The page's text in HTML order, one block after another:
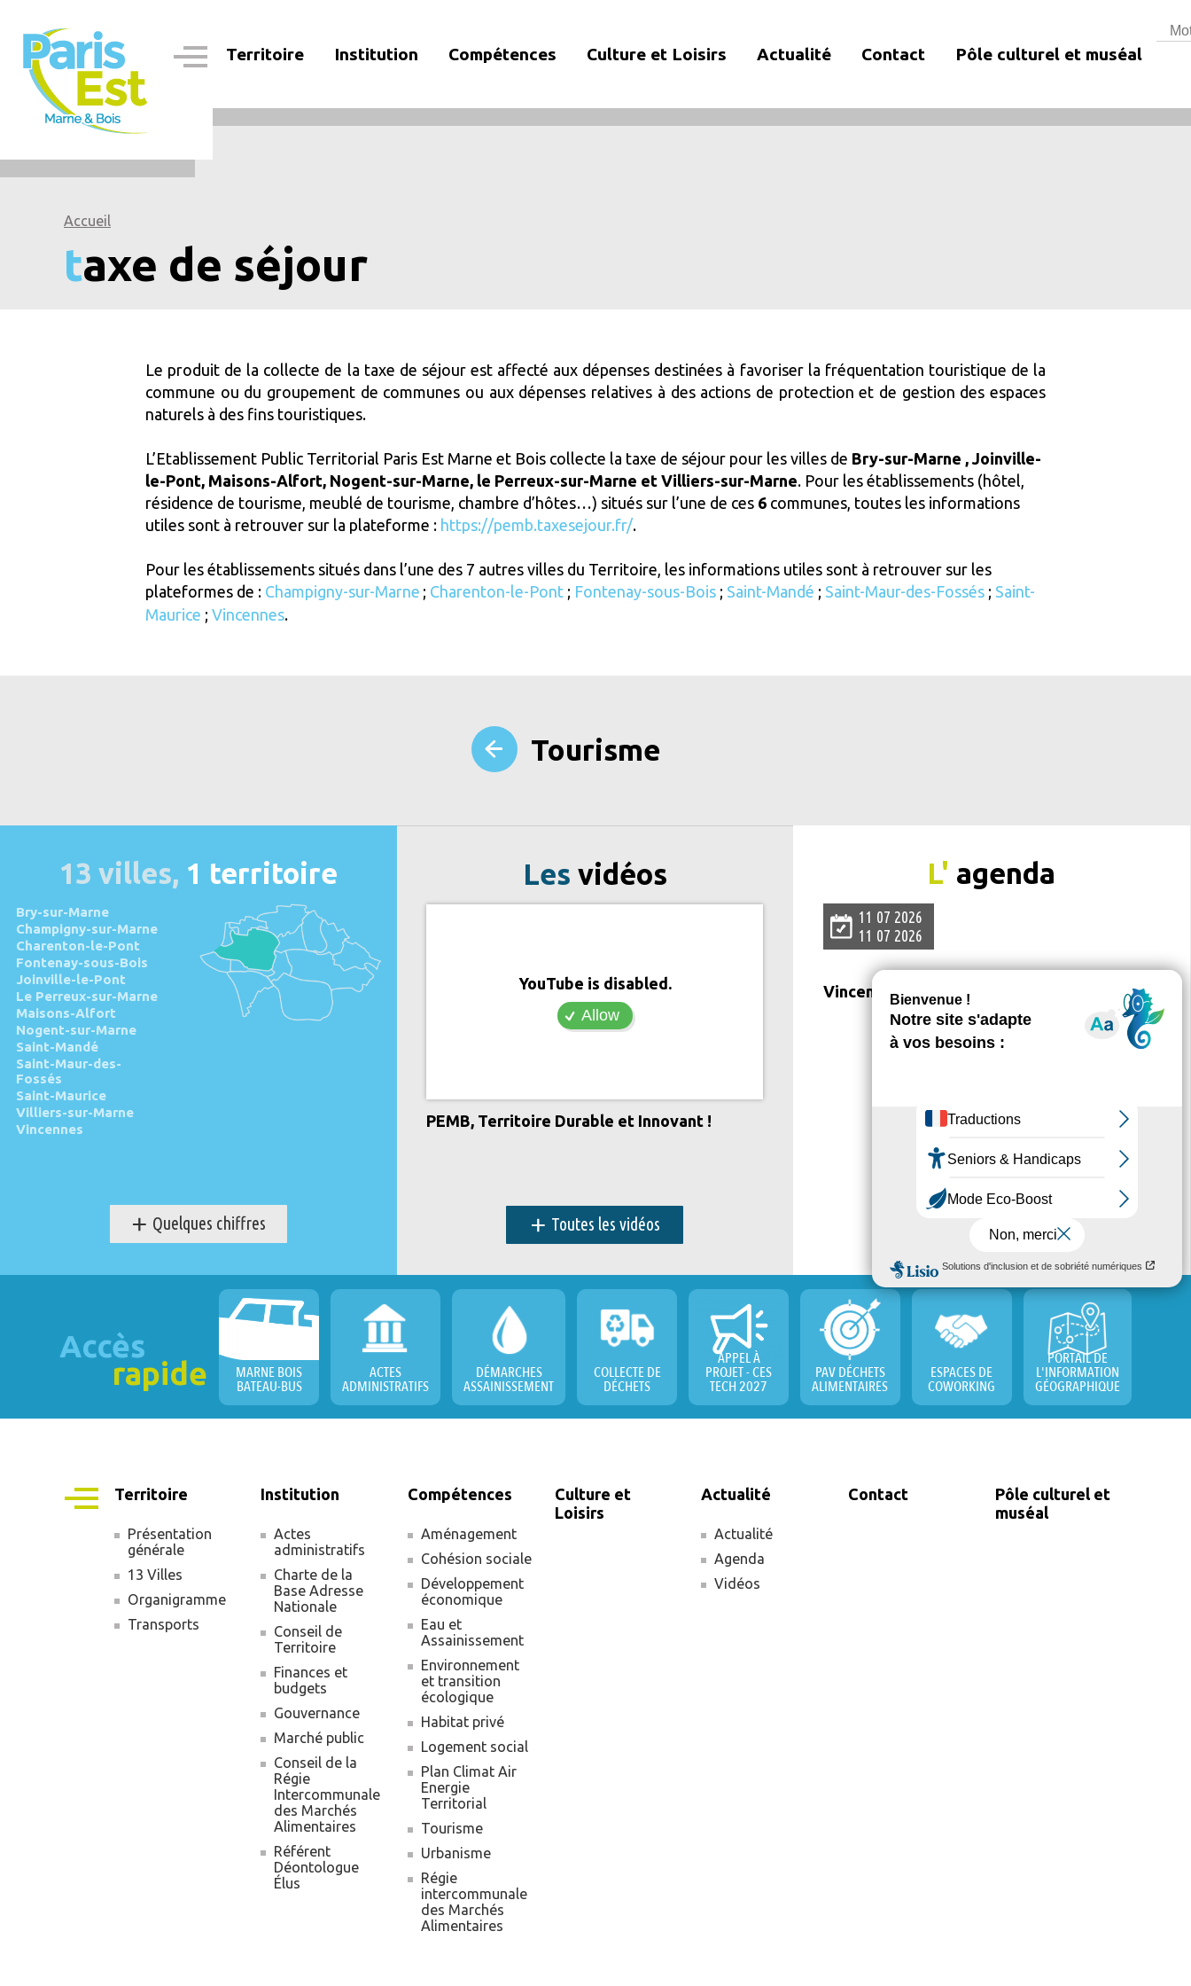
contenu
principal
Navigation
Territoire Institution Compétences Culture et Loisirs Actualité Contact Pôle culturel et muséal
Accueil
taxe de séjour
Le produit de la collecte de la taxe de séjour est affecté aux dépenses destinées à favoriser la fréquentation touristique de la
commune ou du groupement de communes ou aux dépenses relatives à des actions de protection et de gestion des espaces
naturels à des fins touristiques.
L’Etablissement Public Territorial Paris Est Marne et Bois collecte la taxe de séjour pour les villes de Bry-sur-Marne , Joinville-
le-Pont, Maisons-Alfort, Nogent-sur-Marne, le Perreux-sur-Marne et Villiers-sur-Marne. Pour les établissements (hôtel,
résidence de tourisme, meublé de tourisme, chambre d’hôtes…) situés sur l’une de ces 6 communes, toutes les informations
utiles sont à retrouver sur la plateforme : https://pemb.taxesejour.fr/.
Pour les établissements situés dans l’une des 7 autres villes du Territoire, les informations utiles sont à retrouver sur les
plateformes de : Champigny-sur-Marne ; Charenton-le-Pont ; Fontenay-sous-Bois ; Saint-Mandé ; Saint-Maur-des-Fossés ; Saint-
Maurice ; Vincennes.
Tourisme
13 villes, 1 territoire
Bry-sur-Marne
Champigny-sur-Marne
Charenton-le-Pont
Fontenay-sous-Bois
Joinville-le-Pont
Le Perreux-sur-Marne
Maisons-Alfort
Nogent-sur-Marne
Saint-Mandé
Saint-Maur-des-
Fossés
Saint-Maurice
Villiers-sur-Marne
Vincennes
+ Quelques chiffres
Les vidéos
YouTube is disabled.
Allow
PEMB, Territoire Durable et Innovant !
+ Toutes les vidéos
L' agenda
11 07 2026
11 07 2026
Vincennes Estival Club
Accès
rapide MARNE BOIS
BATEAU-BUS
ACTES
ADMINISTRATIFS
DÉMARCHES
ASSAINISSEMENT
COLLECTE DE
DÉCHETS
APPEL À
PROJET - CES
TECH 2027
PAV DÉCHETS
ALIMENTAIRES
ESPACES DE
COWORKING
PORTAIL DE
L'INFORMATION
GÉOGRAPHIQUE
Navigation
principale
Territoire
Présentation
générale
13 Villes
Organigramme
Transports
Institution
Actes
administratifs
Charte de la
Base Adresse
Nationale
Conseil de
Territoire
Finances et
budgets
Gouvernance
Marché public
Conseil de la
Régie
Intercommunale
des Marchés
Alimentaires
Référent
Déontologue
Élus
Compétences
Aménagement
Cohésion sociale
Développement
économique
Eau et
Assainissement
Environnement
et transition
écologique
Habitat privé
Logement social
Plan Climat Air
Energie
Territorial
Tourisme
Urbanisme
Régie
intercommunale
des Marchés
Alimentaires
Culture et
Loisirs
Actualité
Actualité
Agenda
Vidéos
Contact
Pôle culturel et
muséal